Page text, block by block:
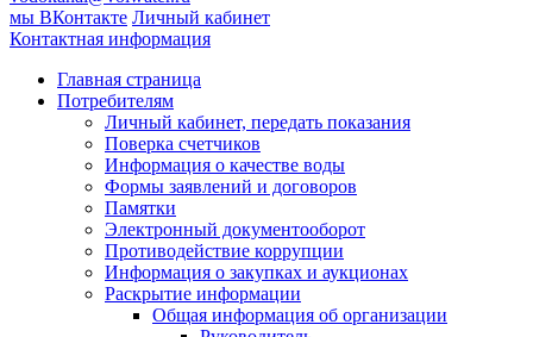
мы ВКонтакте Личный кабинет
Контактная информация
Главная страница
Потребителям
Личный кабинет, передать показания
Поверка счетчиков
Информация о качестве воды
Формы заявлений и договоров
Памятки
Электронный документооборот
Противодействие коррупции
Информация о закупках и аукционах
Раскрытие информации
Общая информация об организации